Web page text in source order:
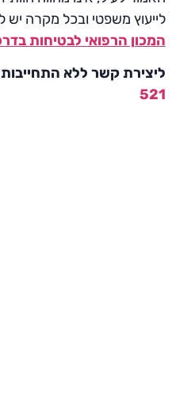
לייעוץ משפטי ובכל מקרה יש
המכון הרפואי לבטיחות
ליצירת קשר ללא התחייבות
521